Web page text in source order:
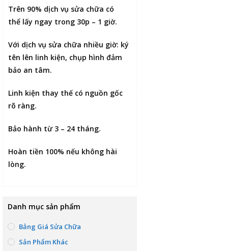
Trên 90% dịch vụ sửa chữa có
thể lấy ngay trong 30p – 1 giờ.
Với dịch vụ sửa chữa nhiều giờ: ký
tên lên linh kiện, chụp hình đảm
bảo an tâm.
Linh kiện thay thế có nguồn gốc
rõ ràng.
Bảo hành từ 3 – 24 tháng.
Hoàn tiền 100% nếu không hài
lòng.
Danh mục sản phẩm
Bảng Giá Sửa Chữa
Sản Phẩm Khác